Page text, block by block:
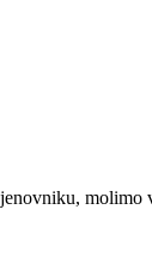
molimo